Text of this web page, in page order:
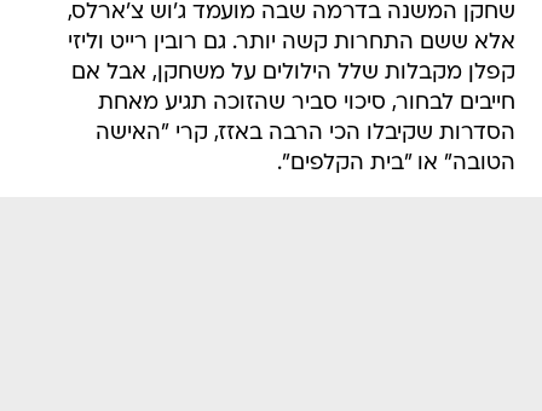
שחקן המשנה בדרמה שבה מועמד ג'וש צ'ארלס,
אלא ששם התחרות קשה יותר. גם רובין רייט וליזי
קפלן מקבלות שלל הילולים על משחקן, אבל אם
חייבים לבחור, סיכוי סביר שהזוכה תגיע מאחת
הסדרות שקיבלו הכי הרבה באזז, קרי "האישה
הטובה" או "בית הקלפים".